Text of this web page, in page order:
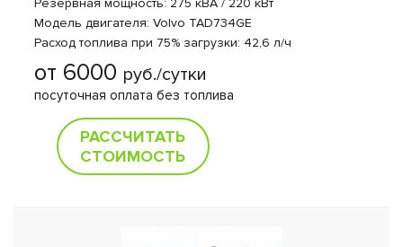
Резервная мощность: 275 кВА / 220 кВт
Модель двигателя: Volvo TAD734GE
Расход топлива при 75% загрузки: 42,6 л/ч
от 6000 руб./сутки
посуточная оплата без топлива
РАССЧИТАТЬ
СТОИМОСТЬ